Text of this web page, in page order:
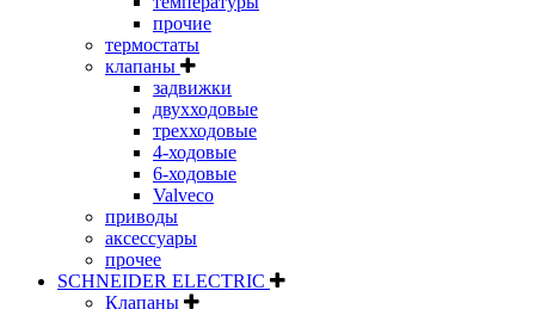
прочие
термостаты
клапаны
задвижки
двухходовые
трехходовые
4-ходовые
6-ходовые
Valveco
приводы
аксессуары
прочее
SCHNEIDER ELECTRIC
Клапаны